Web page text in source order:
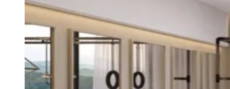
do Bom Jesus
SilveiraTamboré
do Conde Vila Engenho NovoVila Márcia
Vila Porto
Votupoca
Para Sua Empresa
Anuncie no Portal
Guia de Empresas
Divulgar VagasNovo
Publicidade Legal